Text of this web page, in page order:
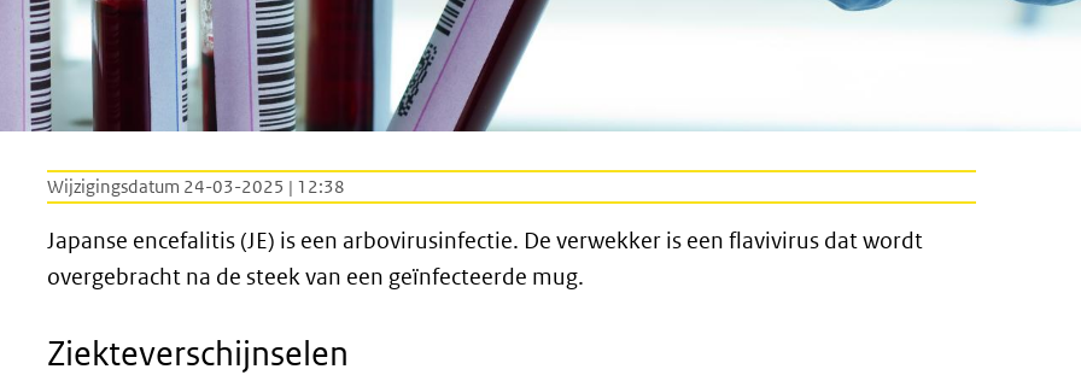
Wijzigingsdatum 24-03-2025 | 12:38
Japanse encefalitis (JE) is een arbovirusinfectie. De verwekker is een flavivirus dat wordt
overgebracht na de steek van een geïnfecteerde mug.
Ziekteverschijnselen